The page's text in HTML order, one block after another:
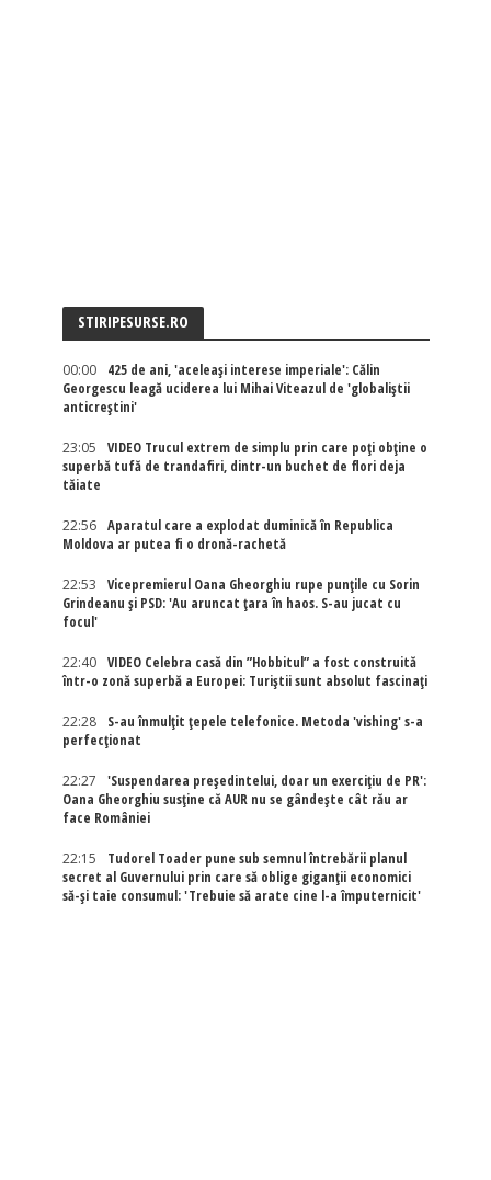
STIRIPESURSE.RO
00:00
425 de ani, 'aceleași interese imperiale': Călin
Georgescu leagă uciderea lui Mihai Viteazul de 'globaliștii
anticreștini'
23:05
VIDEO Trucul extrem de simplu prin care poți obține o
superbă tufă de trandafiri, dintr-un buchet de flori deja
tăiate
22:56
Aparatul care a explodat duminică în Republica
Moldova ar putea fi o dronă-rachetă
22:53
Vicepremierul Oana Gheorghiu rupe punțile cu Sorin
Grindeanu și PSD: 'Au aruncat țara în haos. S-au jucat cu
focul'
22:40
VIDEO Celebra casă din ”Hobbitul” a fost construită
într-o zonă superbă a Europei: Turiștii sunt absolut fascinați
22:28
S-au înmulțit țepele telefonice. Metoda 'vishing' s-a
perfecționat
22:27
'Suspendarea președintelui, doar un exercițiu de PR':
Oana Gheorghiu susține că AUR nu se gândește cât rău ar
face României
22:15
Tudorel Toader pune sub semnul întrebării planul
secret al Guvernului prin care să oblige giganții economici
să-și taie consumul: 'Trebuie să arate cine l-a împuternicit'